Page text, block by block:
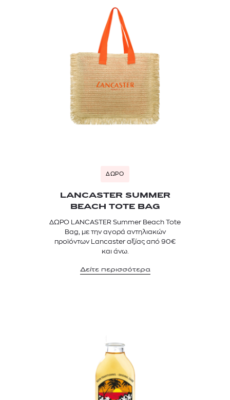
ΔΩΡΟ
LANCASTER SUMMER
BEACH TOTE BAG
ΔΩΡΟ LANCASTER Summer Beach Tote
Bag, με την αγορά αντηλιακών
προϊόντων Lancaster αξίας από 90€
και άνω.
Δείτε περισσότερα